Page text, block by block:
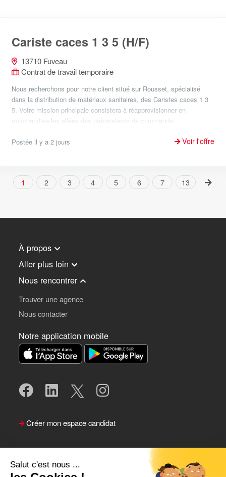
Salut c'est nous ...
Cariste caces 1 3 5 (H/F)
13710 Fuveau
Contrat de travail temporaire
Nous recherchons pour notre client situé sur Rousset, spécialisé
dans la distribution de matériaux sanitaires, des Caristes caces 1 3
5. Votre mission principale consistera à réapprovisionner en
marchandise les allées des préparateurs de commande...
Postée il y a 2 jours Voir l'offre
1 2 3 4 5 6 7 13
À propos
Aller plus loin
Nous rencontrer
Trouver une agence
Nous contacter
Notre application mobile
Créer mon espace candidat